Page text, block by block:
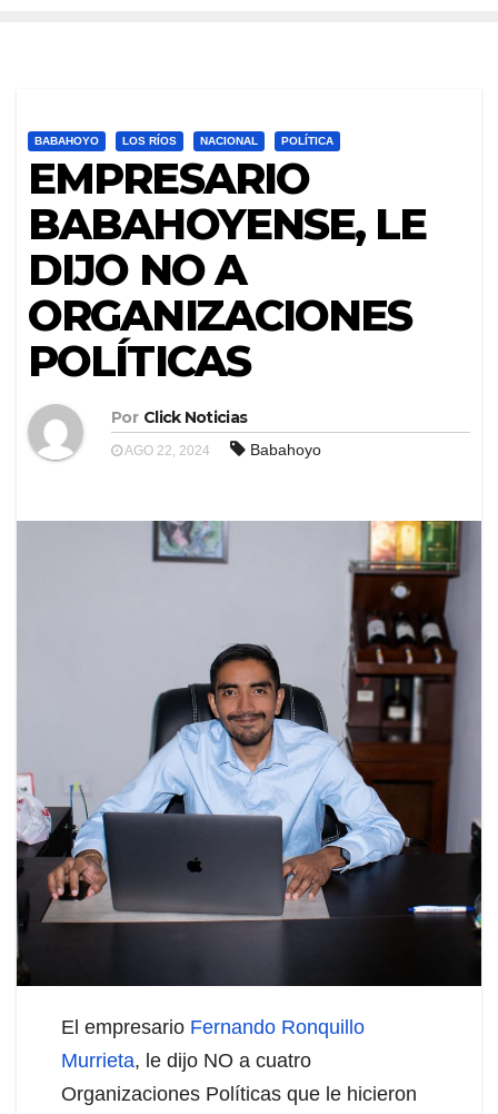
BABAHOYO LOS RÍOS NACIONAL POLÍTICA
EMPRESARIO
BABAHOYENSE, LE
DIJO NO A
ORGANIZACIONES
POLÍTICAS
Por Click Noticias
AGO 22, 2024 Babahoyo
El empresario Fernando Ronquillo
Murrieta, le dijo NO a cuatro
Organizaciones Políticas que le hicieron